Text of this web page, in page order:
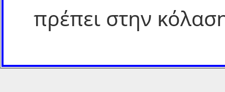
πρέπει στην